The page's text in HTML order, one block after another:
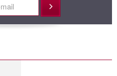
Přihlásit